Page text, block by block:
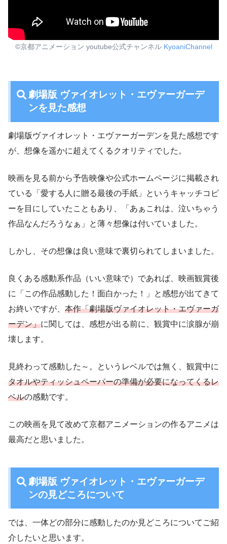
©京都アニメーション youtube公式チャンネル KyoaniChannel
劇場版 ヴァイオレット・エヴァーガーデ
ンを見た感想
劇場版ヴァイオレット・エヴァーガーデンを見た感想です
が、想像を遥かに超えてくるクオリティでした。
映画を見る前から予告映像や公式ホームページに掲載され
ている「愛する人に贈る最後の手紙」というキャッチコピ
ーを目にしていたこともあり、「あぁこれは、泣いちゃう
作品なんだろうなぁ」と薄々想像は付いていました。
しかし、その想像は良い意味で裏切られてしまいました。
良くある感動系作品（いい意味で）であれば、映画観賞後
に「この作品感動した！面白かった！」と感想が出てきて
お終いですが、 本作「劇場版ヴァイオレット・エヴァーガ
ーデン」に関しては、感想が出る前に、観賞中に涙腺が崩
壊します。
見終わって感動した～。というレベルでは無く、観賞中に
タオルやティッシュペーパーの準備が必要になってくるレ
ベルの感動です。
この映画を見て改めて京都アニメーションの作るアニメは
最高だと思いました。
劇場版 ヴァイオレット・エヴァーガーデ
ンの見どころについて
では、一体どの部分に感動したのか見どころについてご紹
介したいと思います。